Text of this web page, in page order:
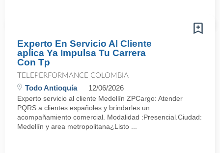
Experto En Servicio Al Cliente
aplica Ya Impulsa Tu Carrera
Con Tp
TELEPERFORMANCE COLOMBIA
Todo Antioquía 12/06/2026
Experto servicio al cliente Medellín ZPCargo: Atender
PQRS a clientes españoles y brindarles un
acompañamiento comercial. Modalidad :Presencial.Ciudad:
Medellín y area metropolitana¿Listo ...